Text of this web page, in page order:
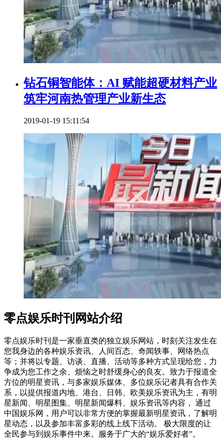
钻石铜智能体：AI 赋能超硬材料产业
筑牢河南热管理产业新生态
2019-01-19 15:11:54
零点娱乐时刊网站介绍
零点娱乐时刊是一家垂直类的独立娱乐网站，时刻关注发生在
您我身边的各种娱乐资讯、人间百态、奇闻轶事、网络热点
等；并将以专题、访谈、直播、活动等多种方式呈现给您，力
争成为您工作之余、烦恼之时舒缓身心的良友。致力于报道全
方位的明星资讯，与多家娱乐媒体、多位娱乐记者具有合作关
系，以提供报道内地、港台、日韩、欧美娱乐资讯为主，有明
星新闻、明星图集、明星新闻爆料、娱乐资讯等内容， 通过
中国娱乐网，用户可以非常方便的掌握最新明星资讯，了解明
星动态，以及参加丰富多彩的线上线下活动。 极大限度的让
全民参与到娱乐事件中来。服务于广大的“娱乐爱好者”。